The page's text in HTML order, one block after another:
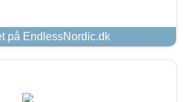
på EndlessNordic.dk